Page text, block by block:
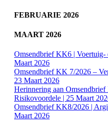
FEBRUARIE 2026
MAART 2026
Omsendbrief KK6 | Voertuig-
Maart 2026
Omsendbrief KK 7/2026 –
23 Maart 2026
Herinnering aan
Risikovoordele | 25 Maart
Omsendbrief KK8/2026 |
Maart 2026